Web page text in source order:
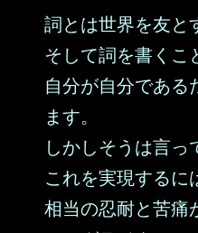
詞とは世界を友と
そして詞を書くこ
自分が自分である
ます。
しかしそうは言っ
これを実現するに
相当の忍耐と苦痛